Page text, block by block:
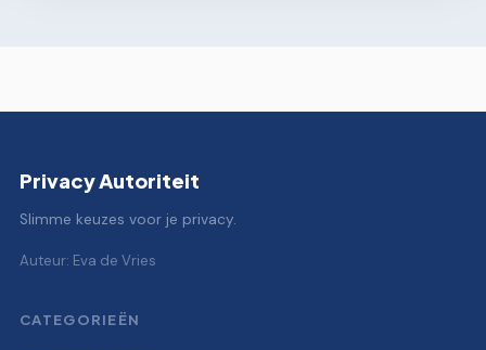
Privacy Autoriteit
Slimme keuzes voor je privacy.
Auteur: Eva de Vries
CATEGORIEËN